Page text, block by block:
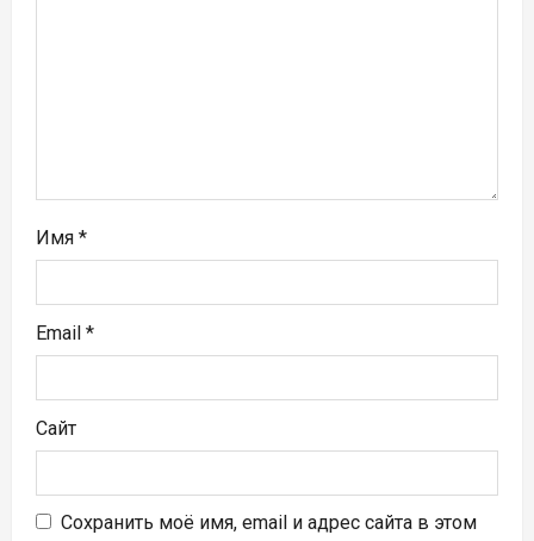
я
м
Имя *
Email *
Сайт
Сохранить моё имя, email и адрес сайта в этом